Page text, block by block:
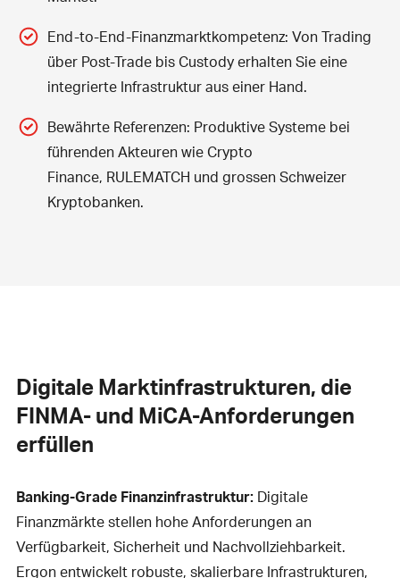
End-to-End-Finanzmarktkompetenz: Von Trading
über Post-Trade bis Custody erhalten Sie eine
integrierte Infrastruktur aus einer Hand.
Bewährte Referenzen: Produktive Systeme bei
führenden Akteuren wieCrypto
Finance, RULEMATCH und grossen Schweizer
Kryptobanken.
Digitale Marktinfrastrukturen, die
FINMA- und MiCA-Anforderungen
erfüllen
Banking-Grade Finanzinfrastruktur:Digitale
Finanzmärkte stellen hohe Anforderungen an
Verfügbarkeit, Sicherheit und Nachvollziehbarkeit.
Ergon entwickelt robuste, skalierbare Infrastrukturen,